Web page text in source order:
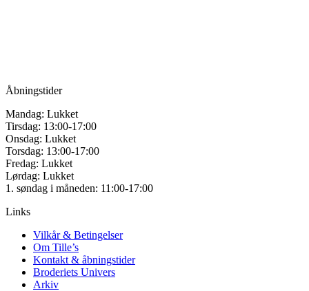
Åbningstider
Mandag: Lukket
Tirsdag: 13:00-17:00
Onsdag: Lukket
Torsdag: 13:00-17:00
Fredag: Lukket
Lørdag: Lukket
1. søndag i måneden: 11:00-17:00
Links
Vilkår & Betingelser
Om Tille’s
Kontakt & åbningstider
Broderiets Univers
Arkiv